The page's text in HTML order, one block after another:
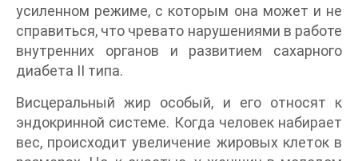
усиленном режиме, с которым она может и не
справиться, что чревато нарушениями в работе
внутренних органов и развитием сахарного
диабета II типа.
Висцеральный жир особый, и его относят к
эндокринной системе. Когда человек набирает
вес, происходит увеличение жировых клеток в